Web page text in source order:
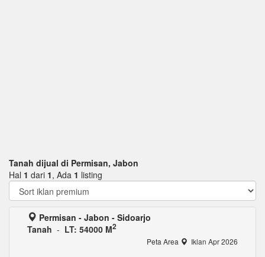
Tanah dijual di Permisan, Jabon
Hal 1 dari 1, Ada 1 listing
Permisan - Jabon - Sidoarjo
Tanah - LT: 54000 M2
Peta Area Iklan Apr 2026